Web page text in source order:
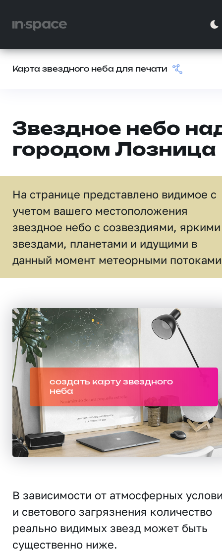
Карта звездного неба для печати
Звездное небо
городом Лозница
На странице представлено видимое c
учетом вашего местоположения
звездное небо c созвездиями, яркими
звездами, планетами и идущими в
данный момент метеорными
создать карту звездного
неба
В зависимости от атмосферных
и светового загрязнения количество
реально видимых звезд может быть
существенно ниже.